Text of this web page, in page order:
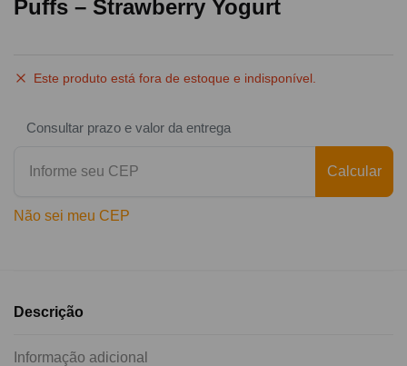
Puffs – Strawberry Yogurt
Este produto está fora de estoque e indisponível.
Consultar prazo e valor da entrega
Calcular
Não sei meu CEP
Descrição
Informação adicional